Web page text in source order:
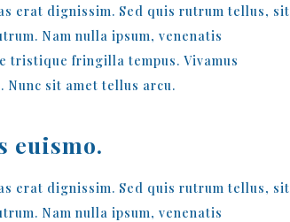
erat dignissim. Sed quis rutrum tellus, sit
Nam nulla ipsum, venenatis
tristique fringilla tempus. Vivamus
Nunc sit amet tellus arcu.
euismo.
erat dignissim. Sed quis rutrum tellus, sit
Nam nulla ipsum, venenatis